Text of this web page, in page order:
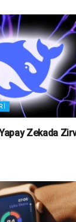
Zekada